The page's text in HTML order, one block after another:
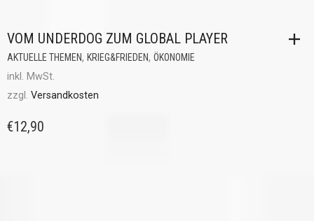
VOM UNDERDOG ZUM GLOBAL PLAYER
AKTUELLE THEMEN, KRIEG&FRIEDEN, ÖKONOMIE
inkl. MwSt.
zzgl. Versandkosten
€12,90